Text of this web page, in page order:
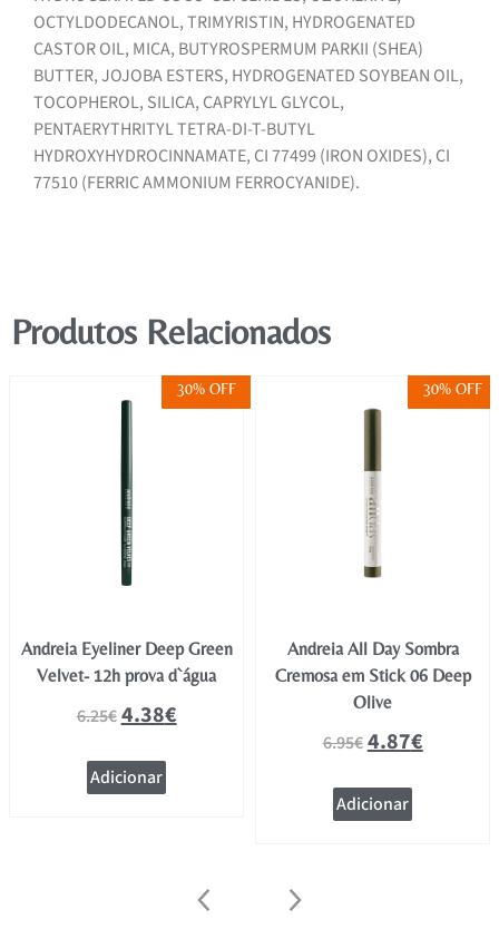
OCTYLDODECANOL, TRIMYRISTIN, HYDROGENATED
CASTOR OIL, MICA, BUTYROSPERMUM PARKII (SHEA)
BUTTER, JOJOBA ESTERS, HYDROGENATED SOYBEAN OIL,
TOCOPHEROL, SILICA, CAPRYLYL GLYCOL,
PENTAERYTHRITYL TETRA-DI-T-BUTYL
HYDROXYHYDROCINNAMATE, CI 77499 (IRON OXIDES), CI
77510 (FERRIC AMMONIUM FERROCYANIDE).
Produtos Relacionados
30% OFF
Andreia Eyeliner Deep Green
Velvet- 12h prova d`água
6.25€4.38€
Adicionar
30% OFF
Andreia All Day Sombra
Cremosa em Stick 06 Deep
Olive
6.95€4.87€
Adicionar